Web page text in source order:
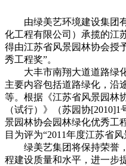
由绿美艺环境建设集团有
化工程有限公司）承揽的江
得由江苏省风景园林协会授
秀工程奖”。
大丰市南翔大道道路绿化
主要内容包括道路绿化，沿
等。根据《江苏省风景园林
（试行）》（苏园协
景园林协会园林绿化优秀工
目为评为“2011年度江苏省
绿美艺集团将保持荣誉，
程建设质量和水平，进一步